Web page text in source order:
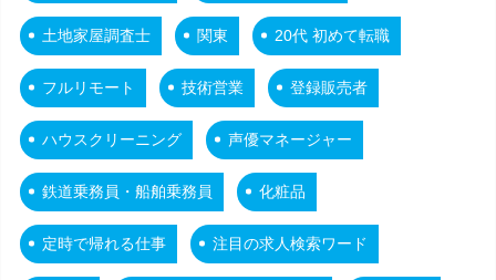
土地家屋調査士 関東 20代 初めて転職
フルリモート 技術営業 登録販売者
ハウスクリーニング 声優マネージャー
鉄道乗務員・船舶乗務員 化粧品
定時で帰れる仕事 注目の求人検索ワード